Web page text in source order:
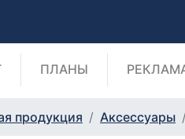
ПЛАНЫ
продукция Аксессуары